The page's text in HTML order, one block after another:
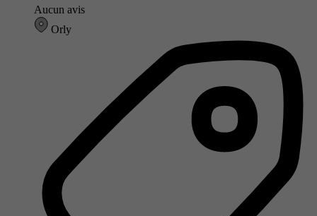
Aucun avis
Orly